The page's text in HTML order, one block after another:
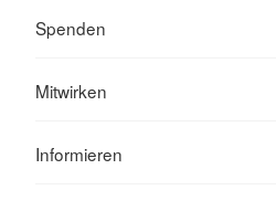
Spenden
Mitwirken
Informieren